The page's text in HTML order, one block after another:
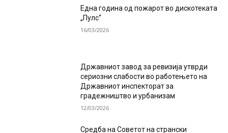
Една година од пожарот во дискотеката
„Пулс“
16/03/2026
Државниот завод за ревизија утврди
сериозни слабости во работењето на
Државниот инспекторат за
градежништво и урбанизам
12/03/2026
Средба на Советот на странски